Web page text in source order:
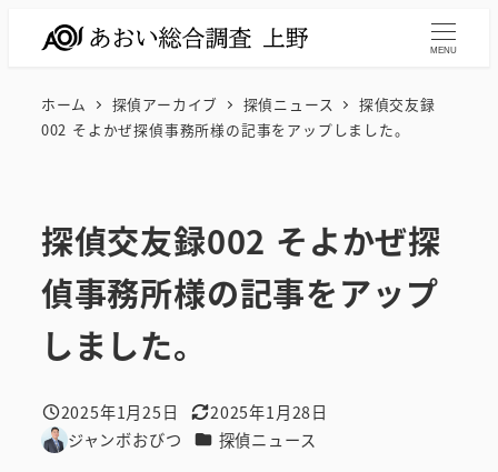
MENU
ホーム 探偵アーカイブ 探偵ニュース
探偵交友録
002 そよかぜ探偵事務所様の記事をアップしました。
探偵交友録002 そよかぜ探
偵事務所様の記事をアップ
しました。
投稿日
2025年1月25日
更新日
2025年1月28日
著
ジャンボおびつ カテゴリー
探偵ニュース